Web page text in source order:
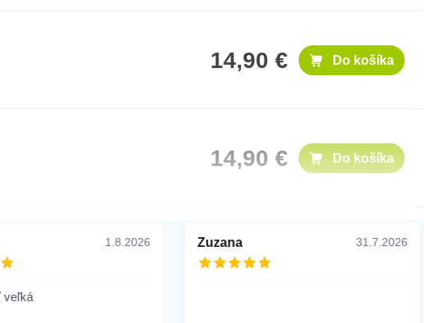
14,90 € Do košíka
14,90 € Do košíka
14,90 €
1.8.2026
veľká
Zuzana 31.7.2026